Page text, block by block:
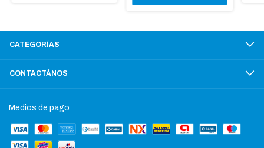
CATEGORÍAS
CONTACTÁNOS
Medios de pago